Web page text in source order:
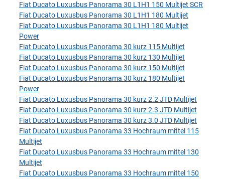
Fiat Ducato Luxusbus Panorama 30 L1H1 150 Multijet SCR
Fiat Ducato Luxusbus Panorama 30 L1H1 180 Multijet
Fiat Ducato Luxusbus Panorama 30 L1H1 180 Multijet
Power
Fiat Ducato Luxusbus Panorama 30 kurz 115 Multijet
Fiat Ducato Luxusbus Panorama 30 kurz 130 Multijet
Fiat Ducato Luxusbus Panorama 30 kurz 150 Multijet
Fiat Ducato Luxusbus Panorama 30 kurz 180 Multijet
Power
Fiat Ducato Luxusbus Panorama 30 kurz 2.2 JTD Multijet
Fiat Ducato Luxusbus Panorama 30 kurz 2.3 JTD Multijet
Fiat Ducato Luxusbus Panorama 30 kurz 3.0 JTD Multijet
Fiat Ducato Luxusbus Panorama 33 Hochraum mittel 115
Multijet
Fiat Ducato Luxusbus Panorama 33 Hochraum mittel 130
Multijet
Fiat Ducato Luxusbus Panorama 33 Hochraum mittel 150